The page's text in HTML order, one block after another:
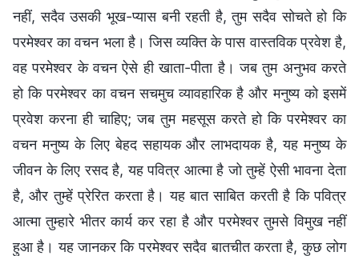
नहीं, सदैव उसकी भूख-प्यास बनी रहती है, तुम सदैव सोचते हो कि
परमेश्वर का वचन भला है। जिस व्यक्ति के पास वास्तविक प्रवेश है,
वह परमेश्वर के वचन ऐसे ही खाता-पीता है। जब तुम अनुभव करते
हो कि परमेश्वर का वचन सचमुच व्यावहारिक है और मनुष्य को इसमें
प्रवेश करना ही चाहिए; जब तुम महसूस करते हो कि परमेश्वर का
वचन मनुष्य के लिए बेहद सहायक और लाभदायक है, यह मनुष्य के
जीवन के लिए रसद है, यह पवित्र आत्मा है जो तुम्हें ऐसी भावना देता
है, और तुम्हें प्रेरित करता है। यह बात साबित करती है कि पवित्र
आत्मा तुम्हारे भीतर कार्य कर रहा है और परमेश्वर तुमसे विमुख नहीं
हुआ है। यह जानकर कि परमेश्वर सदैव बातचीत करता है, कुछ लोग